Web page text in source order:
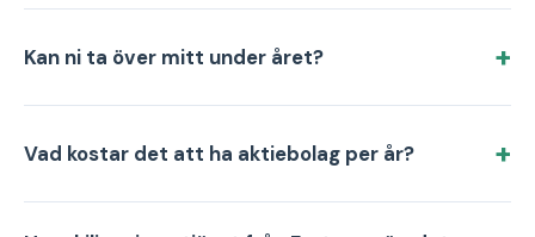
Kan ni ta över mitt under året?
Vad kostar det att ha aktiebolag per år?